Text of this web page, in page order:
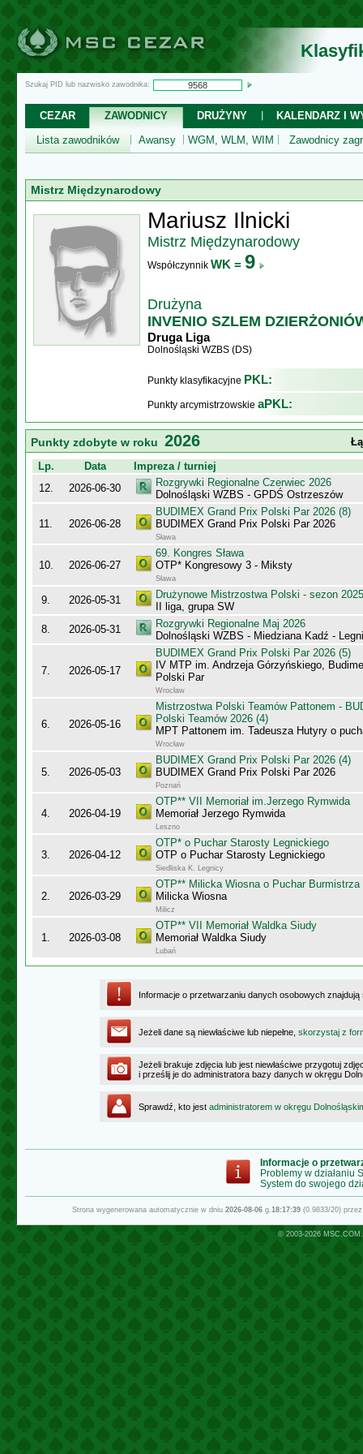
Szukaj PID lub nazwisko zawodnika:
CEZAR ZAWODNICY DRUŻYNY
KALENDARZ I
Lista zawodników
Awansy WGM, WLM, WIM Zawodnicy
Mistrz Międzynarodowy
Mariusz Ilnicki
Mistrz Międzynarodowy
Współczynnik WK = 9
Drużyna
INVENIO SZLEM
Druga Liga
Dolnośląski WZBS (DS)
Punkty klasyfikacyjne PKL:
Punkty arcymistrzowskie aPKL:
Punkty zdobyte w roku 2026
Lp.
Data
Impreza / turniej
12.
2026-06-30
Rozgrywki Regionalne Czerwiec 2026
Dolnośląski WZBS - GPDŚ Ostrzeszów
11. 2026-06-28
BUDIMEX Grand Prix Polski Par 2026 (8)
BUDIMEX Grand Prix Polski Par 2026
Sława
10. 2026-06-27
69. Kongres Sława
OTP* Kongresowy 3 - Miksty
Sława
9. 2026-05-31
Drużynowe Mistrzostwa Polski - sezon
II liga, grupa SW
8.
2026-05-31
Rozgrywki Regionalne Maj 2026
Dolnośląski WZBS - Miedziana Kadź -
7. 2026-05-17
BUDIMEX Grand Prix Polski Par 2026 (5)
IV MTP im. Andrzeja Górzyńskiego,
Polski Par
Wrocław
6. 2026-05-16
Mistrzostwa Polski Teamów Pattonem -
Polski Teamów 2026 (4)
MPT Pattonem im. Tadeusza Hutyry o
Wrocław
5. 2026-05-03
BUDIMEX Grand Prix Polski Par 2026 (4)
BUDIMEX Grand Prix Polski Par 2026
Poznań
4. 2026-04-19
OTP** VII Memoriał im.Jerzego Rymwida
Memoriał Jerzego Rymwida
Leszno
3. 2026-04-12
OTP* o Puchar Starosty Legnickiego
OTP o Puchar Starosty Legnickiego
Siedliska K. Legnicy
2. 2026-03-29
OTP** Milicka Wiosna o Puchar
Milicka Wiosna
Milicz
1. 2026-03-08
OTP** VII Memoriał Waldka Siudy
Memoriał Waldka Siudy
Lubań
Informacje o przetwarzaniu danych osobowych
Jeżeli dane są niewłaściwe lub niepełne, skorzystaj z
Jeżeli brakuje zdjęcia lub jest niewłaściwe przygotuj
i prześlij je do administratora bazy danych w okręgu
Sprawdź, kto jest administratorem w okręgu
Informacje o
Problemy w działaniu
System do swojego
Strona wygenerowana automatycznie w dniu 2026-08-06g.18:17:39(0.9833/20)
© 2003-2026